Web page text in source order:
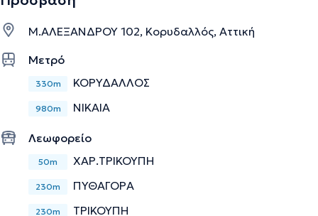
Μ.ΑΛΕΞΑΝΔΡΟΥ 102, Κορυδαλλός, Αττική
Μετρό
330m ΚΟΡΥΔΑΛΛΟΣ
980m ΝΙΚΑΙΑ
Λεωφορείο
50m ΧΑΡ.ΤΡΙΚΟΥΠΗ
230m ΠΥΘΑΓΟΡΑ
230m ΤΡΙΚΟΥΠΗ